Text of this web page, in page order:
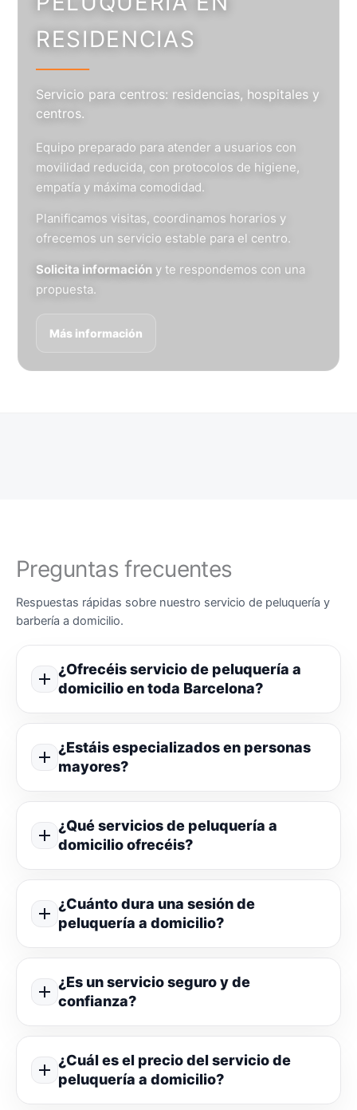
RESIDENCIAS
Servicio para centros: residencias, hospitales y
centros.
Equipo preparado para atender a usuarios con
movilidad reducida, con protocolos de higiene,
empatía y máxima comodidad.
Planificamos visitas, coordinamos horarios y
ofrecemos un servicio estable para el centro.
Solicita información y te respondemos con una
propuesta.
Más información
Preguntas frecuentes
Respuestas rápidas sobre nuestro servicio de peluquería y
barbería a domicilio.
¿Ofrecéis servicio de peluquería a
domicilio en toda Barcelona?
¿Estáis especializados en personas
mayores?
¿Qué servicios de peluquería a
domicilio ofrecéis?
¿Cuánto dura una sesión de
peluquería a domicilio?
¿Es un servicio seguro y de
confianza?
¿Cuál es el precio del servicio de
peluquería a domicilio?